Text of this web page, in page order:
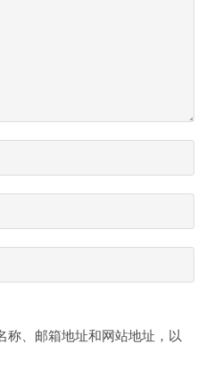
称、邮箱地址和网站地址，以